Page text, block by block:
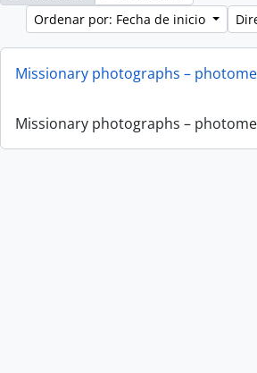
Ordenar por: Fecha de inicio
Missionary photographs –
Missionary photographs –